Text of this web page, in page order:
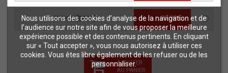
Nous utilisons des cookies d’analyse de la navigation et de
l’audience sur notre site afin de vous proposer la meilleure
expérience possible et des contenus pertinents. En cliquant
sur « Tout accepter », vous nous autorisez à utiliser ces
cookies. Vous êtes libre également de les refuser ou de les
personnaliser.
EBOOK [EPUB] 20,99 €
AJOUTER
AU PANIER
Procédure d'évaluation
NOTRE SITE
Quae © 2018
Mentions légales
Déclaration d'accessibilité